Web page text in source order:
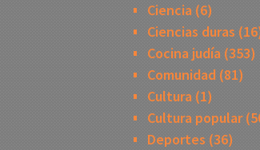
Ciencia (6)
Ciencias duras
Cocina judía (353)
Comunidad (81)
Cultura (1)
Cultura popular
Deportes (36)